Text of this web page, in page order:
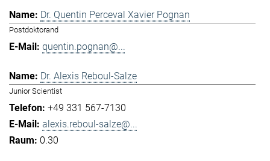
Dr. Quentin Perceval Xavier Pognan
Postdoktorand
quentin.pognan@...
Dr. Alexis Reboul-Salze
Junior Scientist
+49 331 567-7130
alexis.reboul-salze@...
0.30